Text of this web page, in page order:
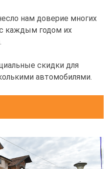
нам доверие многих
каждым годом их
скидки для
автомобилями.